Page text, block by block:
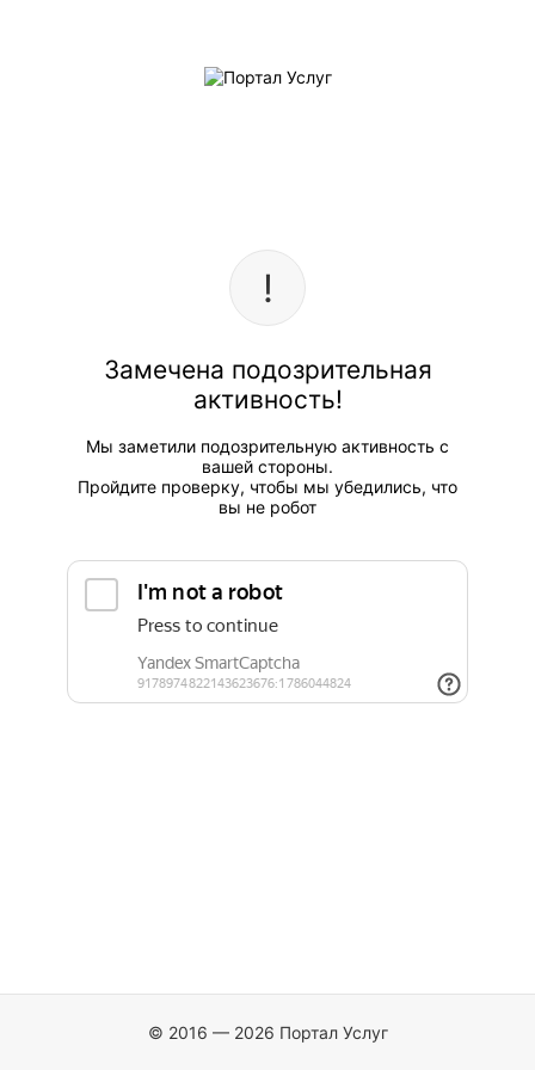
Замечена подозрительная
активность!
Мы заметили подозрительную активность с
вашей стороны.
Пройдите проверку, чтобы мы убедились, что
вы не робот
© 2016 — 2026 Портал Услуг